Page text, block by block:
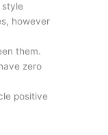
style
however
them.
zero
positive